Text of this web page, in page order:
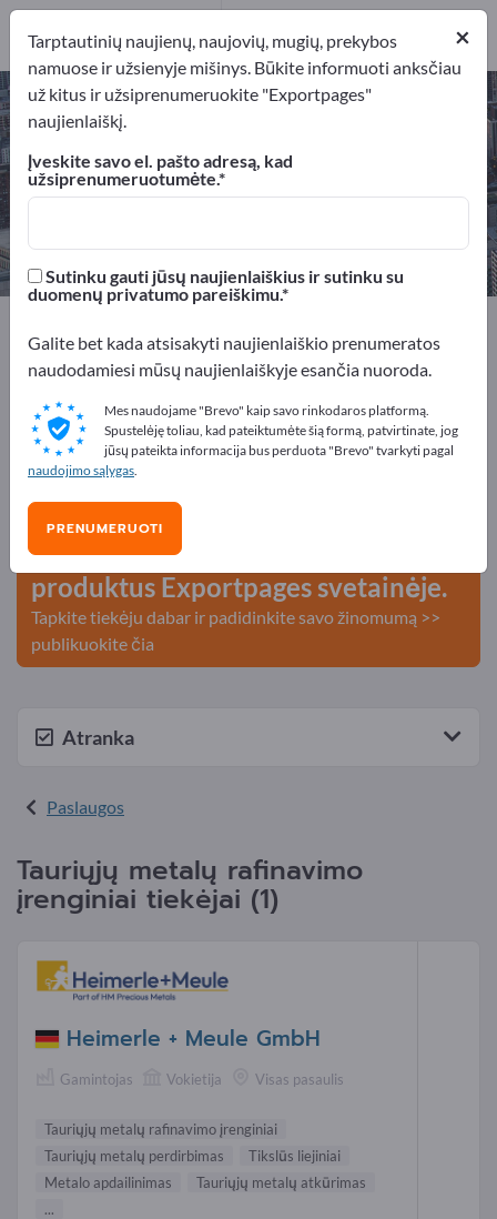
Tauriųjų metalų rafinavimo
įrenginiai – raskite gamintojus ir
tiekėjus
1 1
Gamintojai1
Tauriųjų metalų rafinavimo įrenginiai
Reklamuokitės nemokamai
Exportpages!
Poreikiai – Pasiūlymai – Naudotos prekės – Verslo
kontaktai >> pradėkite čia
Publikuokite savo įmonę ir
produktus Exportpages svetainėje.
Tapkite tiekėju dabar ir padidinkite savo žinomumą >>
publikuokite čia
Atranka
Paslaugos
Tauriųjų metalų rafinavimo
įrenginiai tiekėjai (1)
Heimerle + Meule GmbH
Gamintojas Vokietija Visas pasaulis
Tauriųjų metalų rafinavimo įrenginiai
Tauriųjų metalų perdirbimas
Tikslūs liejiniai
Metalo apdailinimas
Tauriųjų metalų atkūrimas
...
×
Tarptautinių naujienų, naujovių, mugių, prekybos
namuose ir užsienyje mišinys. Būkite informuoti anksčiau
už kitus ir užsiprenumeruokite "Exportpages"
naujienlaiškį.
Įveskite savo el. pašto adresą, kad
užsiprenumeruotumėte.
Sutinku gauti jūsų naujienlaiškius ir sutinku su
duomenų privatumo pareiškimu.
Galite bet kada atsisakyti naujienlaiškio prenumeratos
naudodamiesi mūsų naujienlaiškyje esančia nuoroda.
Mes naudojame "Brevo" kaip savo rinkodaros platformą.
Spustelėję toliau, kad pateiktumėte šią formą, patvirtinate, jog
jūsų pateikta informacija bus perduota "Brevo" tvarkyti pagal
naudojimo sąlygas.
PRENUMERUOTI